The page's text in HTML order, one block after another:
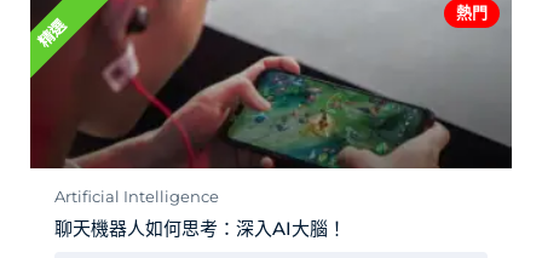
精選
熱門
Artificial Intelligence
聊天機器人如何思考：深入AI大腦！